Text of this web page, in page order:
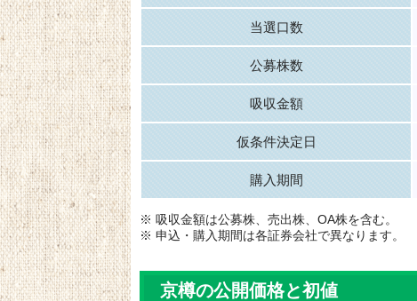
当選口数
公募株数
吸収金額
仮条件決定日
購入期間
※ 吸収金額は公募株、売出株、OA株を含む。
※ 申込・購入期間は各証券会社で異なります。
京樽の公開価格と初値